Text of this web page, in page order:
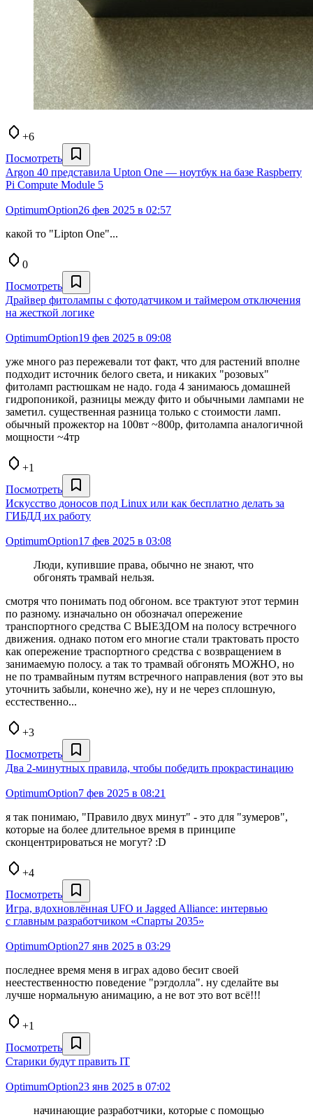
+6
Посмотреть
Argon 40 представила Upton One — ноутбук на базе Raspberry
Pi Compute Module 5
OptimumOption26 фев 2025 в 02:57
какой то "Lipton One"...
0
Посмотреть
Драйвер фитолампы с фотодатчиком и таймером отключения
на жесткой логике
OptimumOption19 фев 2025 в 09:08
уже много раз пережевали тот факт, что для растений вполне
подходит источник белого света, и никаких "розовых"
фитоламп растюшкам не надо. года 4 занимаюсь домашней
гидропоникой, разницы между фито и обычными лампами не
заметил. существенная разница только с стоимости ламп.
обычный прожектор на 100вт ~800р, фитолампа аналогичной
мощности ~4тр
+1
Посмотреть
Искусство доносов под Linux или как бесплатно делать за
ГИБДД их работу
OptimumOption17 фев 2025 в 03:08
Люди, купившие права, обычно не знают, что
обгонять трамвай нельзя.
смотря что понимать под обгоном. все трактуют этот термин
по разному. изначально он обозначал опережение
транспортного средства С ВЫЕЗДОМ на полосу встречного
движения. однако потом его многие стали трактовать просто
как опережение траспортного средства с возвращением в
занимаемую полосу. а так то трамвай обгонять МОЖНО, но
не по трамвайным путям встречного направления (вот это вы
уточнить забыли, конечно же), ну и не через сплошную,
есстественно...
+3
Посмотреть
Два 2-минутных правила, чтобы победить прокрастинацию
OptimumOption7 фев 2025 в 08:21
я так понимаю, "Правило двух минут" - это для "зумеров",
которые на более длительное время в принципе
сконцентрироваться не могут? :D
+4
Посмотреть
Игра, вдохновлённая UFO и Jagged Alliance: интервью
с главным разработчиком «Спарты 2035»
OptimumOption27 янв 2025 в 03:29
последнее время меня в играх адово бесит своей
неестественностю поведение "рэгдолла". ну сделайте вы
лучше нормальную анимацию, а не вот это вот всё!!!
+1
Посмотреть
Старики будут править IT
OptimumOption23 янв 2025 в 07:02
начинающие разработчики, которые с помощью